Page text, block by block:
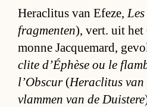
He­ra­cli­tus van Efe­ze,
frag­men­ten), vert. uit
monne Jacque­mard,
clite d’É­p­hèse ou le
l’Ob­scur(He­ra­cli­tus van
vlam­men van de Duis­tere